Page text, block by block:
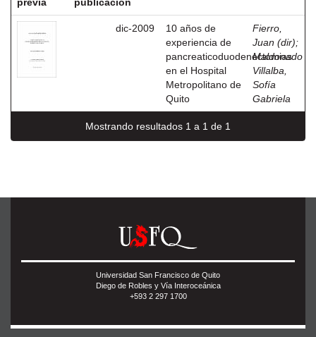
dic-2009
10 años de
experiencia de
pancreaticoduodenectomias
en el Hospital
Metropolitano de
Quito
Fierro,
Juan (dir);
Maldonado
Villalba,
Sofía
Gabriela
Mostrando resultados 1 a 1 de 1
Universidad San Francisco de Quito
Diego de Robles y Vía Interoceánica
+593 2 297 1700